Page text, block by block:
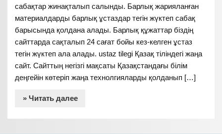
сабақтар жинақталып салынды. Барлық жарияланған
материалдарды барлық ұстаздар тегін жүктеп сабақ
барысында қолдана алады. Барлық құжаттар біздің
сайттарда сақталып 24 сағат бойы кез-келген ұстаз
тегін жүктеп ала алады. ustaz tilegi Қазақ тіліндегі жаңа
сайт. Сайттың негізгі мақсаты Қазақстандағы білім
деңгейін көтеріп жаңа технолгияларды қолданып […]
» Читать далее